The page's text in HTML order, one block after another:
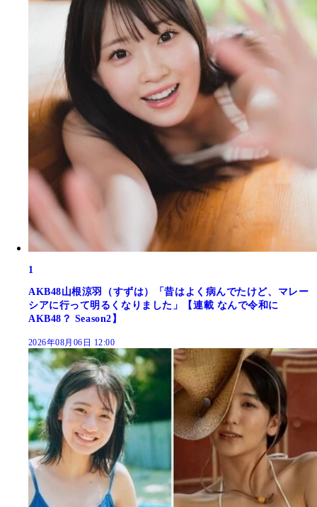
1
AKB48山根涼羽（すずは）「昔はよく病んでたけど、マレー
シアに行って明るくなりました」【連載 なんで令和に
AKB48？ Season2】
2026年08月06日 12:00